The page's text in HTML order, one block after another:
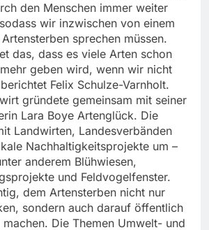
den Menschen immer weiter
wir inzwischen von einem
sprechen müssen.
das, dass es viele Arten schon
geben wird, wenn wir nicht
Felix Schulze-Varnholt.
gründete gemeinsam mit seiner
Lara Boye Artenglück. Die
Landwirten, Landesverbänden
Nachhaltigkeitsprojekte um –
anderem Blühwiesen,
und Feldvogelfenster.
dem Artensterben nicht nur
sondern auch darauf öffentlich
Die Themen Umwelt- und